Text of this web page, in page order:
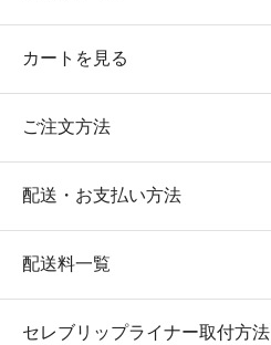
カートを見る
ご注文方法
配送・お支払い方法
配送料一覧
セレブリップライナー取付方法